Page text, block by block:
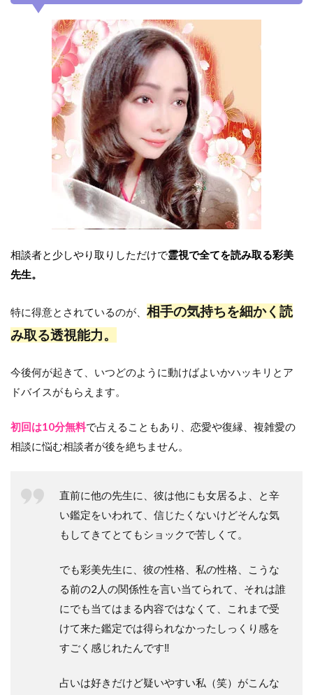
相談者と少しやり取りしただけで霊視で全てを読み取る彩美
先生。
特に得意とされているのが、 相手の気持ちを細かく読
み取る透視能力。
今後何が起きて、いつどのように動けばよいかハッキリとア
ドバイスがもらえます。
初回は10分無料で占えることもあり、恋愛や復縁、複雑愛の
相談に悩む相談者が後を絶ちません。
直前に他の先生に、彼は他にも女居るよ、と辛
い鑑定をいわれて、信じたくないけどそんな気
もしてきてとてもショックで苦しくて。
でも彩美先生に、彼の性格、私の性格、こうな
る前の2人の関係性を言い当てられて、それは誰
にでも当てはまる内容ではなくて、これまで受
けて来た鑑定では得られなかったしっくり感を
すごく感じれたんです‼︎
占いは好きだけど疑いやすい私（笑）がこんな